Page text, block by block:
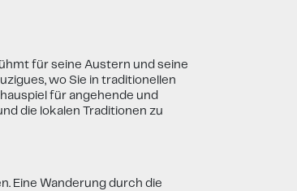
für seine Austern und seine
wo Sie in traditionellen
für angehende und
die lokalen Traditionen zu
Eine Wanderung durch die